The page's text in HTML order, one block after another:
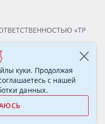
«ТР
Петербург, пер.
22-Н
ОГРН 1177847388894
Соколова Алёна
центр «ОптимаТест».
куки. Продолжая
с нашей
данных.